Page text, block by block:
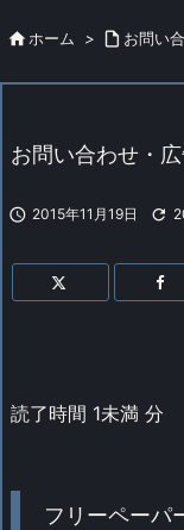
 ホーム >  お問い
お問い合わせ・
 2015年11月19日 
読了時間 1未満 分
フリーペーパ